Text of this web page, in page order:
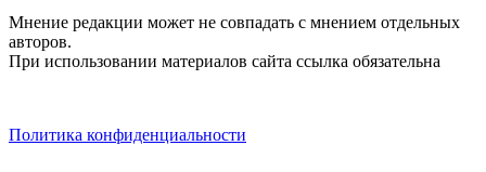
Мнение редакции может не совпадать с мнением отдельных
авторов.
При использовании материалов сайта ссылка обязательна
Политика конфиденциальности